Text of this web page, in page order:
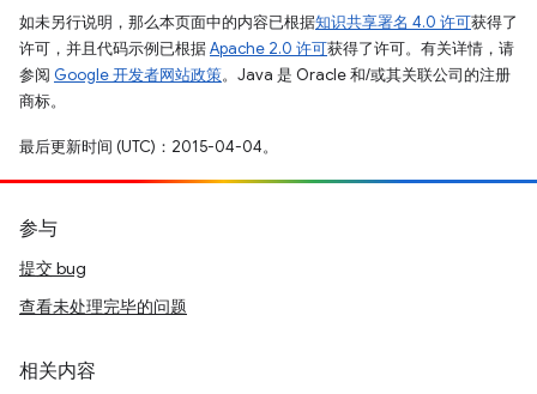
如未另行说明，那么本页面中的内容已根据知识共享署名 4.0 许可获得了
许可，并且代码示例已根据Apache 2.0 许可获得了许可。有关详情，请
参阅 Google 开发者网站政策。Java 是 Oracle 和/或其关联公司的注册
商标。
最后更新时间 (UTC)：2015-04-04。
参与
提交 bug
查看未处理完毕的问题
相关内容